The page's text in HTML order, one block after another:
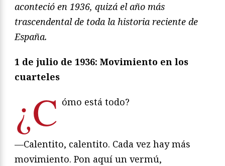
aconteció en 1936, quizá el año más
trascendental de toda la historia reciente de
España.
1 de julio de 1936: Movimiento en los
cuarteles
¿C ómo está todo?
—Calentito, calentito. Cada vez hay más
movimiento. Pon aquí un vermú,